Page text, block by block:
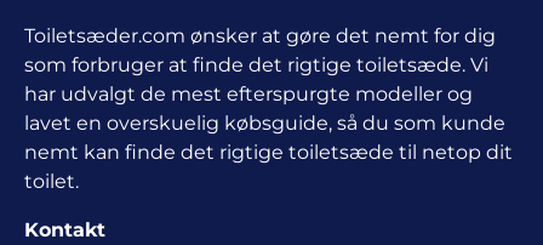
Toiletsæder.com ønsker at gøre det nemt for dig
som forbruger at finde det rigtige toiletsæde. Vi
har udvalgt de mest efterspurgte modeller og
lavet en overskuelig købsguide, så du som kunde
nemt kan finde det rigtige toiletsæde til netop dit
toilet.
Kontakt